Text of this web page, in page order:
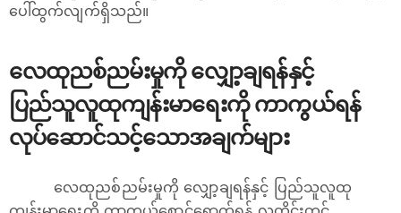
ပေါ်ထွက်လျက်ရှိသည်။
လေထုညစ်ညမ်းမှုကို လျှော့ချရန်နှင့်
ပြည်သူလူထုကျန်းမာ‌ရေးကို ကာကွယ်ရန်
လုပ်ဆောင်သင့်သောအချက်များ
လေထုညစ်ညမ်းမှုကို လျှော့ချရန်နှင့် ပြည်သူလူထု